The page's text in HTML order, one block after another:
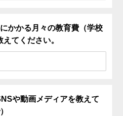
かかる月々の教育費（学校
てください。
や動画メディアを教えて